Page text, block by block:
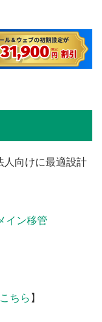
人向けに最適設計
イン移管
ちら 】